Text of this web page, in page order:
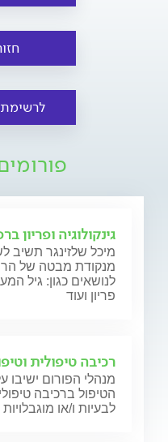
לרשימת
גינקולוגיה ופריון
מיכל שלזינגר תשיב
מנקודת מבטה של
לנושאים כגון: גיל
פריון ועוד
רכיבה טיפולית
מנהלי הפורום ישיבו
הטיפול ברכיבה
לבעיות ו/או